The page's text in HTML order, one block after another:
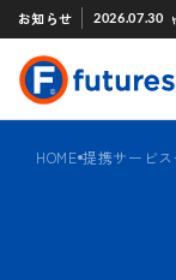
お知らせ
アプリ 「STAFF2026.07.30
フューチャーシ
HOME 提携サービ